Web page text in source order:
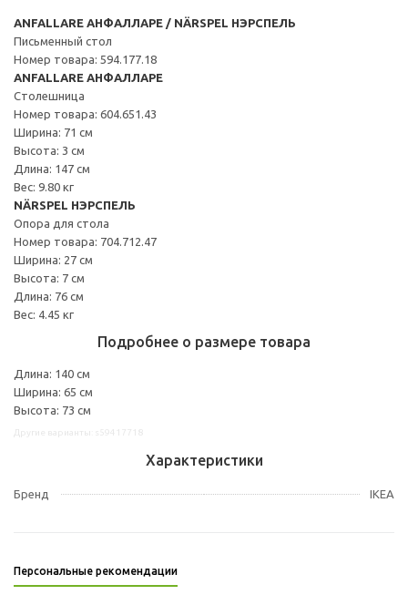
ANFALLARE АНФАЛЛАРЕ / NÄRSPEL НЭРСПЕЛЬ
Письменный стол
Номер товара: 594.177.18
ANFALLARE АНФАЛЛАРЕ
Столешница
Номер товара: 604.651.43
Ширина: 71 см
Высота: 3 см
Длина: 147 см
Вес: 9.80 кг
NÄRSPEL НЭРСПЕЛЬ
Опора для стола
Номер товара: 704.712.47
Ширина: 27 см
Высота: 7 см
Длина: 76 см
Вес: 4.45 кг
Подробнее о размере товара
Длина: 140 см
Ширина: 65 см
Высота: 73 см
Характеристики
Бренд IKEA
Персональные рекомендации